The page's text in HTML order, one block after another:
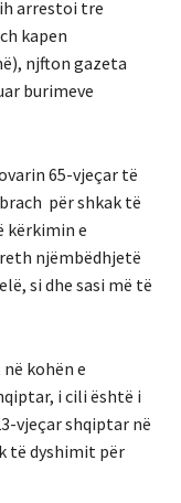
arrestoi tre
kapen
njfton gazeta
burimeve
65-vjeçar të
për shkak të
kërkimin e
njëmbëdhjetë
si dhe sasi më të
kohën e
i cili është i
vjeçar shqiptar në
të dyshimit për